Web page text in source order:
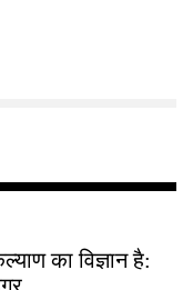
का विज्ञान है: